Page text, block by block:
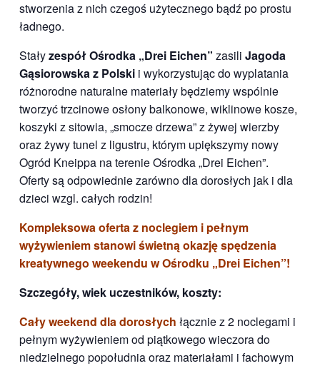
stworzenia z nich czegoś użytecznego bądź po prostu
ładnego.
Stałyzespół Ośrodka „Drei Eichen” zasili Jagoda
Gąsiorowska z Polskii wykorzystując do wyplatania
różnorodne naturalne materiały będziemy wspólnie
tworzyć trzcinowe osłony balkonowe, wiklinowe kosze,
koszyki z sitowia, „smocze drzewa” z żywej wierzby
oraz żywy tunel z ligustru, którym upiększymy nowy
Ogród Kneippa na terenie Ośrodka „Drei Eichen”.
Oferty są odpowiednie zarówno dla dorosłych jak i dla
dzieci wzgl. całych rodzin!
Kompleksowa oferta z noclegiem i pełnym
wyżywieniem stanowi świetną okazję spędzenia
kreatywnego weekendu w Ośrodku „Drei Eichen”!
Szczegóły, wiek uczestników, koszty:
Cały weekend dla dorosłych łącznie z 2 noclegami i
pełnym wyżywieniem od piątkowego wieczora do
niedzielnego popołudnia oraz materiałami i fachowym